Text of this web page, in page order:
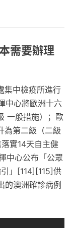
需要辦理
集中檢疫所進行
中心將歐洲十六
一般措施）；歐
為第二級（二級
實14天自主健
中心公布「公眾
」[114][115]供
的澳洲確診病例